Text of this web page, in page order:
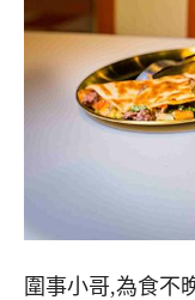
圍事小哥,為食不